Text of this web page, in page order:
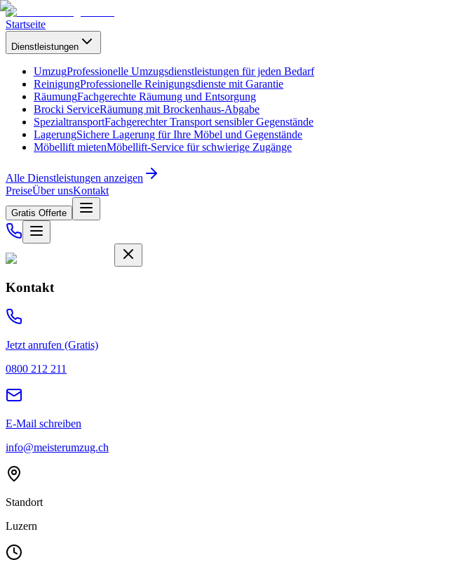
Startseite
Dienstleistungen
UmzugProfessionelle Umzugsdienstleistungen für jeden Bedarf
ReinigungProfessionelle Reinigungsdienste mit Garantie
RäumungFachgerechte Räumung und Entsorgung
Brocki ServiceRäumung mit Brockenhaus-Abgabe
SpezialtransportFachgerechter Transport sensibler Gegenstände
LagerungSichere Lagerung für Ihre Möbel und Gegenstände
Möbellift mietenMöbellift-Service für schwierige Zugänge
Alle Dienstleistungen anzeigen
PreiseÜber unsKontakt
Gratis Offerte
Kontakt
Jetzt anrufen (Gratis)
0800 212 211
E-Mail schreiben
info@meisterumzug.ch
Standort
Luzern